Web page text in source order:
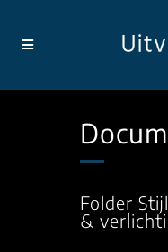
Folder
&